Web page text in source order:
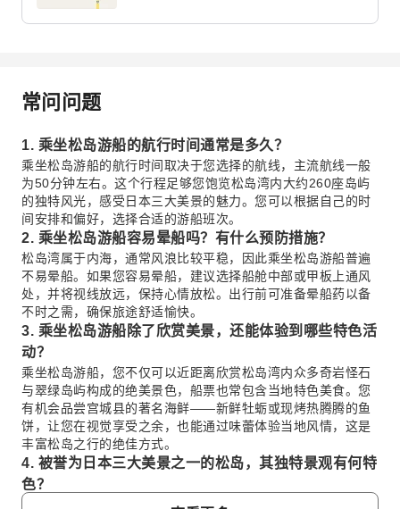
常问问题
1. 乘坐松岛游船的航行时间通常是多久？
乘坐松岛游船的航行时间取决于您选择的航线，主流航线一般
为50分钟左右。这个行程足够您饱览松岛湾内大约260座岛屿
的独特风光，感受日本三大美景的魅力。您可以根据自己的时
间安排和偏好，选择合适的游船班次。
2. 乘坐松岛游船容易晕船吗？有什么预防措施？
松岛湾属于内海，通常风浪比较平稳，因此乘坐松岛游船普遍
不易晕船。如果您容易晕船，建议选择船舱中部或甲板上通风
处，并将视线放远，保持心情放松。出行前可准备晕船药以备
不时之需，确保旅途舒适愉快。
3. 乘坐松岛游船除了欣赏美景，还能体验到哪些特色活
动？
乘坐松岛游船，您不仅可以近距离欣赏松岛湾内众多奇岩怪石
与翠绿岛屿构成的绝美景色，船票也常包含当地特色美食。您
有机会品尝宫城县的著名海鲜——新鲜牡蛎或现烤热腾腾的鱼
饼，让您在视觉享受之余，也能通过味蕾体验当地风情，这是
丰富松岛之行的绝佳方式。
4. 被誉为日本三大美景之一的松岛，其独特景观有何特
色？
松岛以其独特的群岛景观闻名，湾内散布着多达约260座大小